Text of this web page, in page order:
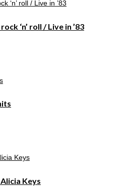
‘n’ roll / Live in ’83
Keys